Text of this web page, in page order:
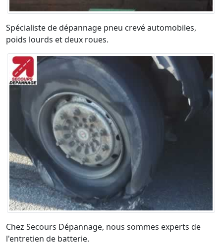
Spécialiste de dépannage pneu crevé automobiles,
poids lourds et deux roues.
Chez Secours Dépannage, nous sommes experts de
l'entretien de batterie.